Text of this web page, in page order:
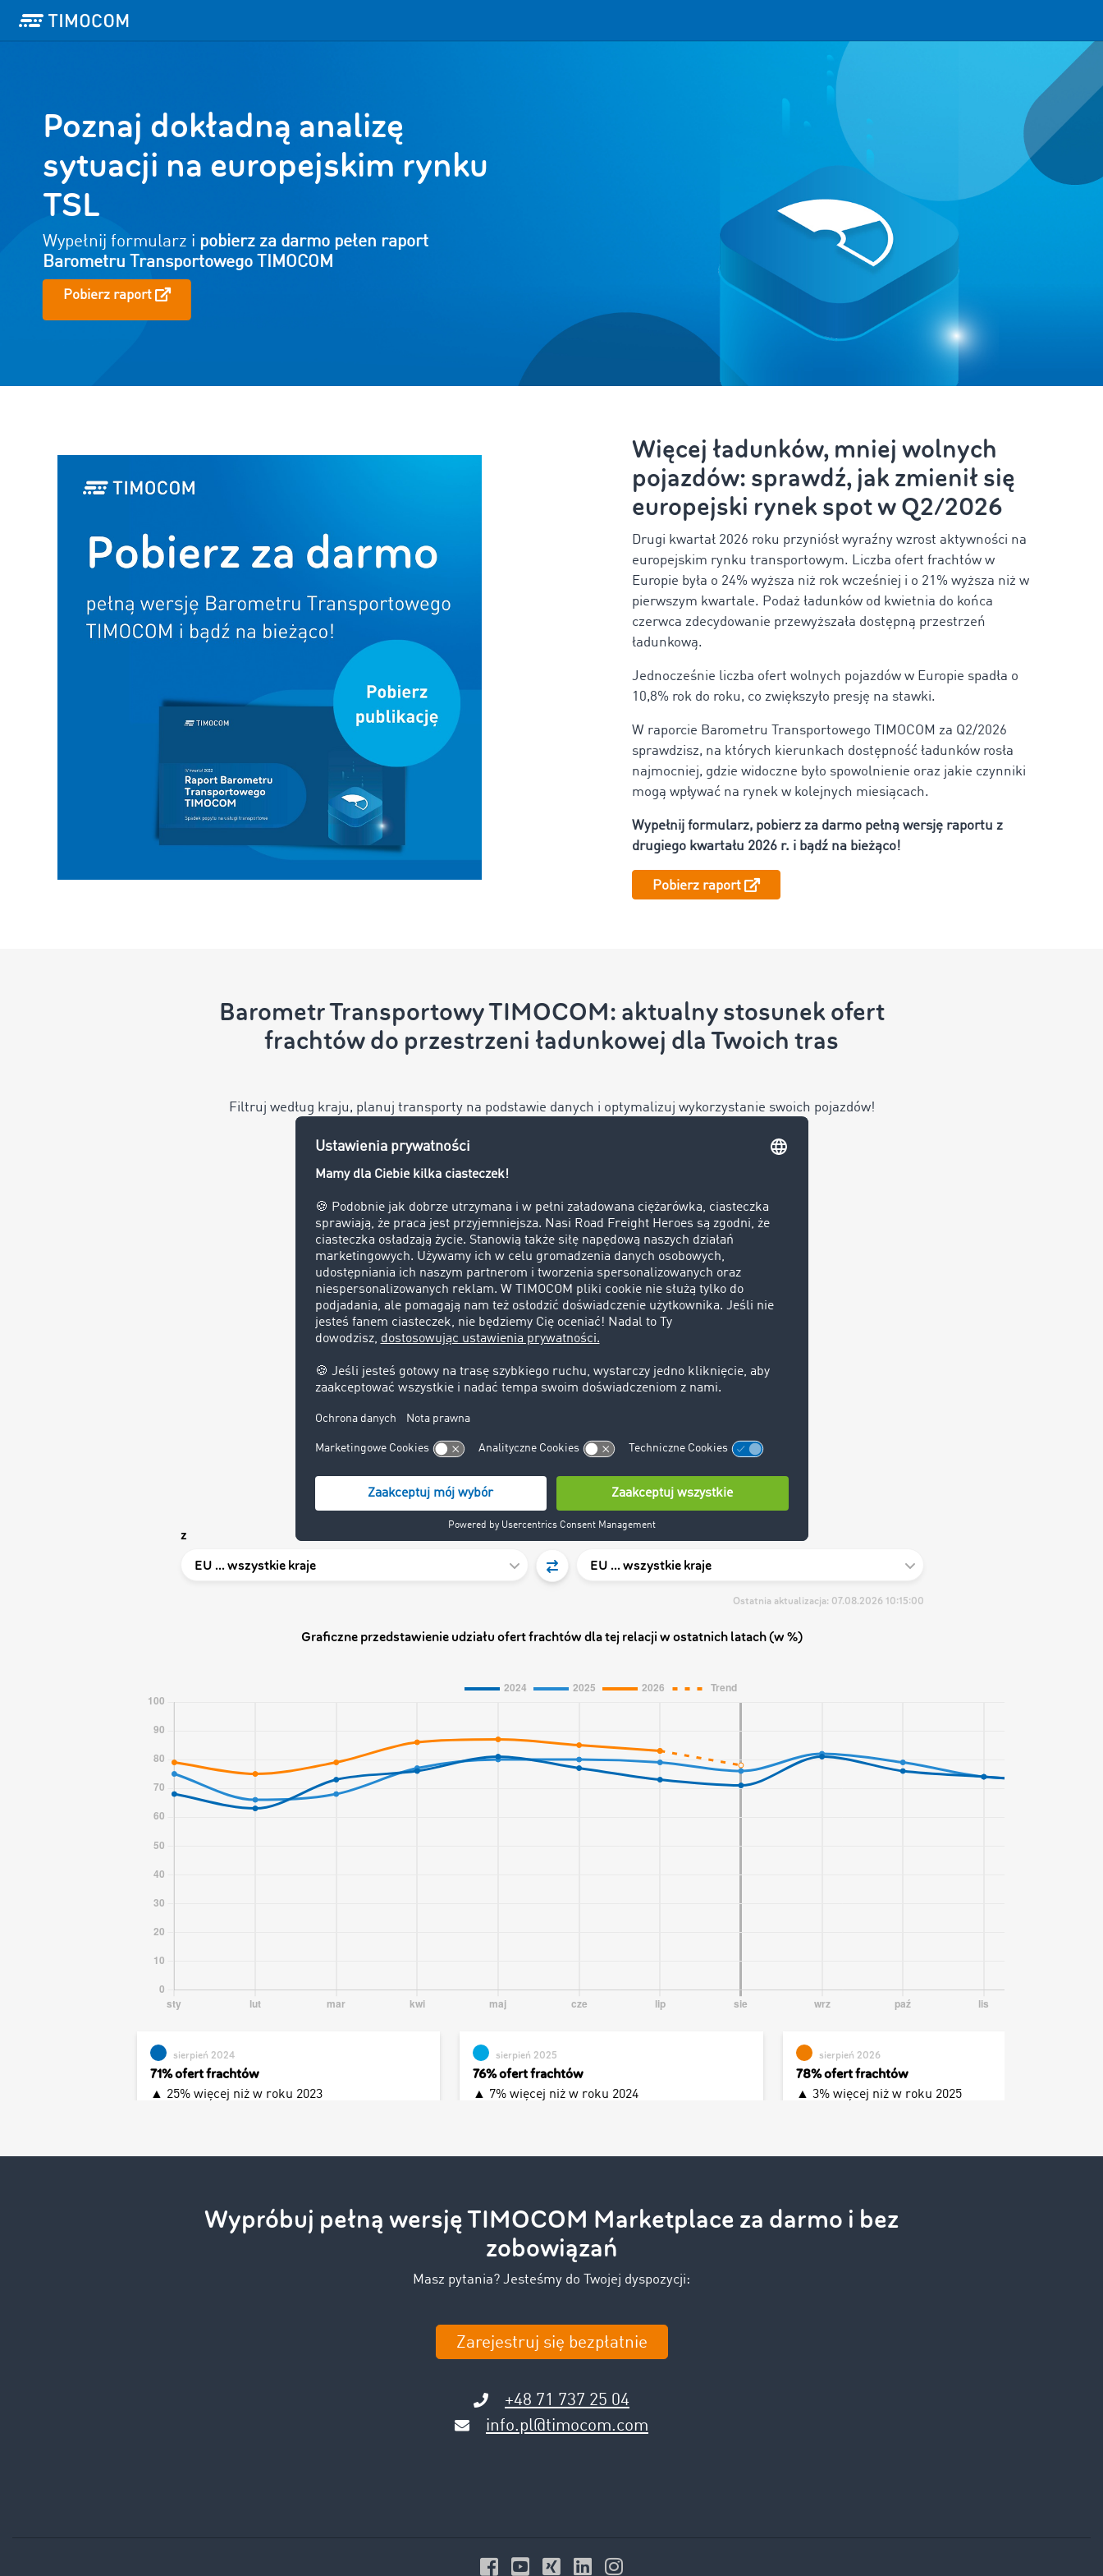
Poznaj dokładną analizę
sytuacji na europejskim rynku
TSL
Wypełnij formularz i pobierz za darmo pełen raport
Barometru Transportowego TIMOCOM
Pobierz raport
Więcej ładunków, mniej wolnych
pojazdów: sprawdź, jak zmienił się
europejski rynek spot w Q2/2026
Drugi kwartał 2026 roku przyniósł wyraźny wzrost aktywności na
europejskim rynku transportowym. Liczba ofert frachtów w
Europie była o 24% wyższa niż rok wcześniej i o 21% wyższa niż w
pierwszym kwartale. Podaż ładunków od kwietnia do końca
czerwca zdecydowanie przewyższała dostępną przestrzeń
ładunkową.
Jednocześnie liczba ofert wolnych pojazdów w Europie spadła o
10,8% rok do roku, co zwiększyło presję na stawki.
W raporcie Barometru Transportowego TIMOCOM za Q2/2026
sprawdzisz, na których kierunkach dostępność ładunków rosła
najmocniej, gdzie widoczne było spowolnienie oraz jakie czynniki
mogą wpływać na rynek w kolejnych miesiącach.
Wypełnij formularz, pobierz za darmo pełną wersję raportu z
drugiego kwartału 2026 r. i bądź na bieżąco!
Pobierz raport
Barometr Transportowy TIMOCOM: aktualny stosunek ofert
frachtów do przestrzeni ładunkowej dla Twoich tras
Filtruj według kraju, planuj transporty na podstawie danych i optymalizuj wykorzystanie swoich pojazdów!
Wypróbuj pełną wersję TIMOCOM Marketplace za darmo i bez
zobowiązań
Masz pytania? Jesteśmy do Twojej dyspozycji:
Zarejestruj się bezpłatnie
+48 71 737 25 04
info.pl@timocom.com